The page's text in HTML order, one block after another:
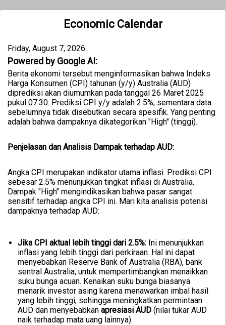
Economic Calendar
Friday, August 7, 2026
Powered by Google AI:
Berita ekonomi tersebut menginformasikan bahwa Indeks
Harga Konsumen (CPI) tahunan (y/y) Australia (AUD)
diprediksi akan diumumkan pada tanggal 26 Maret 2025
pukul 07:30. Prediksi CPI y/y adalah 2.5%, sementara data
sebelumnya tidak disebutkan secara spesifik. Yang penting
adalah bahwa dampaknya dikategorikan "High" (tinggi).
Penjelasan dan Analisis Dampak terhadap AUD:
Angka CPI merupakan indikator utama inflasi. Prediksi CPI
sebesar 2.5% menunjukkan tingkat inflasi di Australia.
Dampak "High" mengindikasikan bahwa pasar sangat
sensitif terhadap angka CPI ini. Mari kita analisis potensi
dampaknya terhadap AUD:
Jika CPI aktual lebih tinggi dari 2.5%: Ini menunjukkan
inflasi yang lebih tinggi dari perkiraan. Hal ini dapat
menyebabkan Reserve Bank of Australia (RBA), bank
sentral Australia, untuk mempertimbangkan menaikkan
suku bunga acuan. Kenaikan suku bunga biasanya
menarik investor asing karena menawarkan imbal hasil
yang lebih tinggi, sehingga meningkatkan permintaan
AUD dan menyebabkan apresiasi AUD (nilai tukar AUD
naik terhadap mata uang lainnya).